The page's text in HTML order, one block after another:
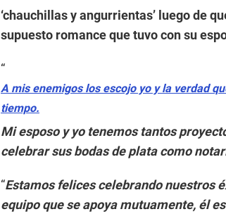
‘chauchillas y angurrientas’ luego de
supuesto romance que tuvo con su
“
A mis enemigos los escojo yo y la verdad
tiempo.
Mi esposo y yo tenemos tantos
celebrar sus bodas de plata como
“Estamos felices celebrando nuestros
equipo que se apoya mutuamente, él